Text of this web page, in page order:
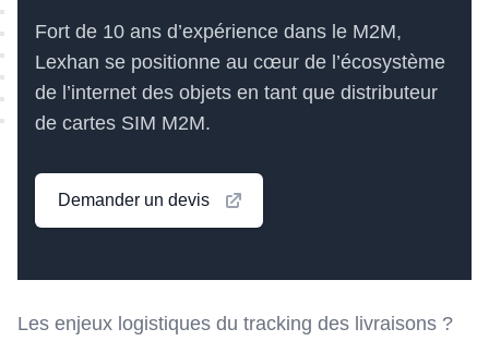
Fort de 10 ans d’expérience dans le M2M,
Lexhan se positionne au cœur de l’écosystème
de l’internet des objets en tant que distributeur
de cartes SIM M2M.
Demander un devis
Les enjeux logistiques du tracking des livraisons ?